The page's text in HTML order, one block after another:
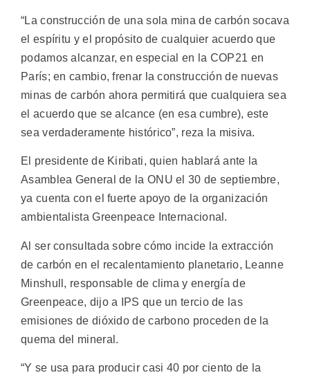
“La construcción de una sola mina de carbón socava
el espíritu y el propósito de cualquier acuerdo que
podamos alcanzar, en especial en la COP21 en
París; en cambio, frenar la construcción de nuevas
minas de carbón ahora permitirá que cualquiera sea
el acuerdo que se alcance (en esa cumbre), este
sea verdaderamente histórico”, reza la misiva.
El presidente de Kiribati, quien hablará ante la
Asamblea General de la ONU el 30 de septiembre,
ya cuenta con el fuerte apoyo de la organización
ambientalista Greenpeace Internacional.
Al ser consultada sobre cómo incide la extracción
de carbón en el recalentamiento planetario, Leanne
Minshull, responsable de clima y energía de
Greenpeace, dijo a IPS que un tercio de las
emisiones de dióxido de carbono proceden de la
quema del mineral.
“Y se usa para producir casi 40 por ciento de la